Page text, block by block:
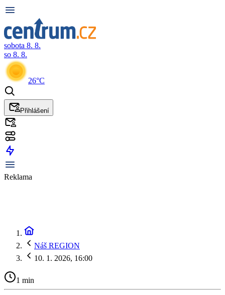
sobota 8. 8.
so 8. 8.
26°C
Přihlášení
Reklama
Náš REGION
10. 1. 2026, 16:00
1 min